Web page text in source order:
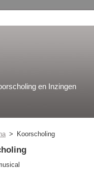
en Inzingen
> Koorscholing